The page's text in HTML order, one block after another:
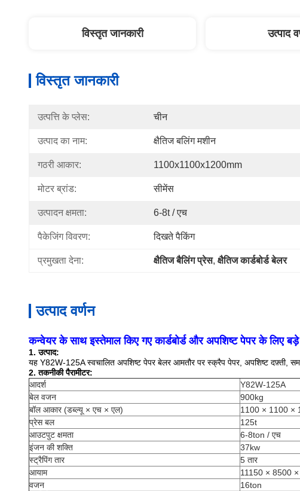
विस्तृत जानकारी उत्पाद
विस्तृत जानकारी
उत्पत्ति के प्लेस: चीन
उत्पाद का नाम: क्षैतिज बलिंग मशीन
गठरी आकार: 1100x1100x1200mm
मोटर ब्रांड: सीमेंस
उत्पादन क्षमता: 6-8t / एच
पैकेजिंग विवरण: दिखते पैकिंग
प्रमुखता देना: क्षैतिज बैलिंग प्रेस, क्षैतिज कार्डबोर्ड बेलर
उत्पाद वर्णन
कन्वेयर के साथ इस्तेमाल किए गए कार्डबोर्ड और अपशिष्ट पेपर के लिए
1. उत्पाद:
यह Y82W-125A स्वचालित अपशिष्ट पेपर बेलर आमतौर पर स्क्रैप पेपर, अपशिष्ट दफ़्ती,
2. तकनीकी पैरामीटर:
आदर्श
Y82W-125A
बेल वजन
900kg
बॉल आकार (डब्ल्यू × एच × एल)
1100 × 1100 ×
प्रेस बल
125t
आउटपुट क्षमता
6-8ton / एच
इंजन की शक्ति
37kw
स्ट्रैपिंग तार
5 तार
आयाम
11150 × 8500
वजन
16ton